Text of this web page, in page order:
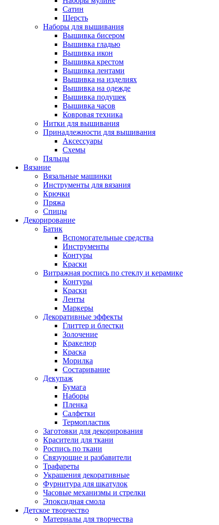
Сатин
Шерсть
Наборы для вышивания
Вышивка бисером
Вышивка гладью
Вышивка икон
Вышивка крестом
Вышивка лентами
Вышивка на изделиях
Вышивка на одежде
Вышивка подушек
Вышивка часов
Ковровая техника
Нитки для вышивания
Принадлежности для вышивания
Аксессуары
Схемы
Пяльцы
Вязание
Вязальные машинки
Инструменты для вязания
Крючки
Пряжа
Спицы
Декорирование
Батик
Вспомогательные средства
Инструменты
Контуры
Краски
Витражная роспись по стеклу и керамике
Контуры
Краски
Ленты
Маркеры
Декоративные эффекты
Глиттер и блестки
Золочение
Кракелюр
Краска
Морилка
Состаривание
Декупаж
Бумага
Наборы
Пленка
Салфетки
Термопластик
Заготовки для декорирования
Красители для ткани
Роспись по ткани
Связующие и разбавители
Трафареты
Украшения декоративные
Фурнитура для шкатулок
Часовые механизмы и стрелки
Эпоксидная смола
Детское творчество
Материалы для творчества